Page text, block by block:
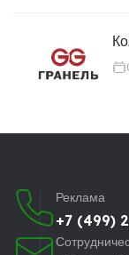
Реклама
+7 (499)